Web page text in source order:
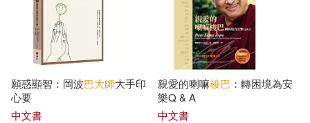
里維(5)
（法）安娜特·緹森(5)
（美）侯世達(5)
廣西師範大學出版社(14)
中國法制出版社(13)
商周出版(13)
願惑顯智：岡波巴大師大手印
心要
中文書
親愛的喇嘛梭巴 ：轉困境為安
樂Q & A
中文書